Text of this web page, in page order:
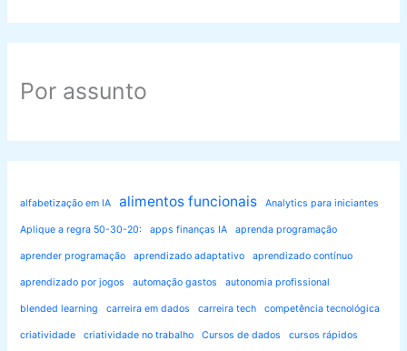
Por assunto
alfabetização em IA alimentos funcionais Analytics para iniciantes
Aplique a regra 50-30-20: apps finanças IA aprenda programação
aprender programação aprendizado adaptativo aprendizado contínuo
aprendizado por jogos automação gastos autonomia profissional
blended learning carreira em dados carreira tech competência tecnológica
criatividade criatividade no trabalho Cursos de dados cursos rápidos